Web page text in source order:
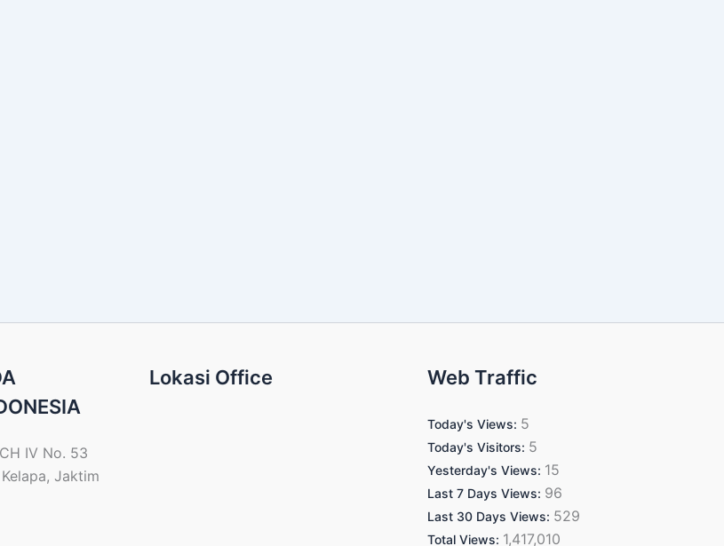
IV No. 53
Jaktim
Lokasi Office Web Traffic
Today's Views: 5
Today's Visitors: 5
Yesterday's Views: 15
Last 7 Days Views: 96
Last 30 Days Views: 529
Total Views: 1,417,010